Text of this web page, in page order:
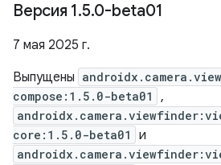
Версия 1.5.0-beta01
7 мая 2025 г.
Выпущены
compose:1.5.0-beta01
,
core:1.5.0-beta01
и